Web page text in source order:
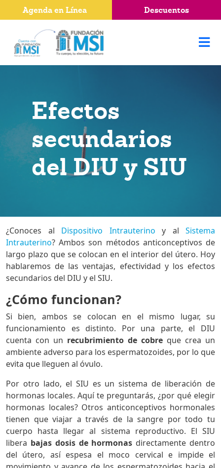
Efectos
secundarios
del DIU y SIU
¿Conoces al Dispositivo Intrauterino y al Sistema
Intrauterino? Ambos son métodos anticonceptivos de
largo plazo que se colocan en el interior del útero. Hoy
hablaremos de las ventajas, efectividad y los efectos
secundarios del DIU y el SIU.
¿Cómo funcionan?
Si bien, ambos se colocan en el mismo lugar, su
funcionamiento es distinto. Por una parte, el DIU
cuenta con un recubrimiento de cobre que crea un
ambiente adverso para los espermatozoides, por lo que
evita que lleguen al óvulo.
Por otro lado, el SIU es un sistema de liberación de
hormonas locales. Aquí te preguntarás, ¿por qué elegir
hormonas locales? Otros anticonceptivos hormonales
tienen que viajar a través de la sangre por todo tu
cuerpo hasta llegar al sistema reproductivo. El SIU
libera bajas dosis de hormonas directamente dentro
del útero, así espesa el moco cervical e impide el
Agenda en Línea Descuentos